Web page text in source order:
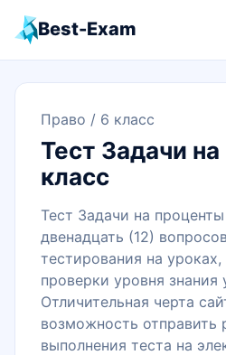
Best-Exam
Право / 6 класс
Тест Задачи
класс
Тест Задачи на
двенадцать (12)
тестирования на уроках,
проверки уровня знания
Отличительная черта
возможность отправить
выполнения теста на